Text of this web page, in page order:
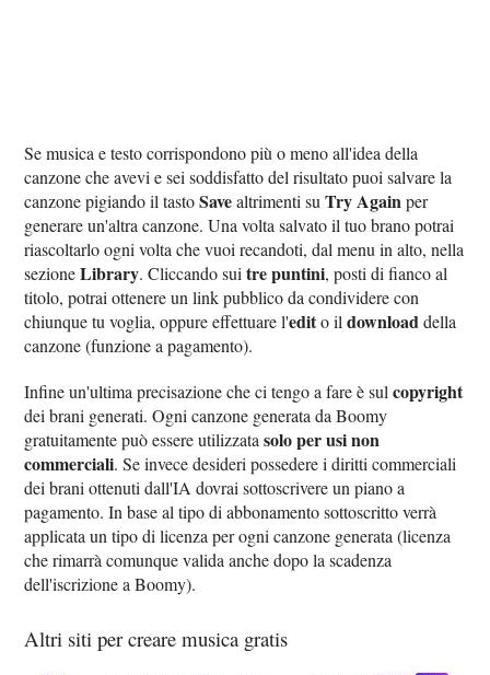
Se musica e testo corrispondono più o meno all'idea della
canzone che avevi e sei soddisfatto del risultato puoi salvare la
canzone pigiando il tastoSavealtrimenti suTry Againper
generare un'altra canzone. Una volta salvato il tuo brano potrai
riascoltarlo ogni volta che vuoi recandoti, dal menu in alto, nella
sezioneLibrary. Cliccando suitre puntini, posti di fianco al
titolo, potrai ottenere un link pubblico da condividere con
chiunque tu voglia, oppure effettuare l'edito ildownloaddella
canzone (funzione a pagamento).
Infine un'ultima precisazione che ci tengo a fare è sulcopyright
dei brani generati. Ogni canzone generata da Boomy
gratuitamente può essere utilizzatasolo per usi non
commerciali. Se invece desideri possedere i diritti commerciali
dei brani ottenuti dall'IA dovrai sottoscrivere un piano a
pagamento. In base al tipo di abbonamento sottoscritto verrà
applicata un tipo di licenza per ogni canzone generata (licenza
che rimarrà comunque valida anche dopo la scadenza
dell'iscrizione a Boomy).
Altri siti per creare musica gratis